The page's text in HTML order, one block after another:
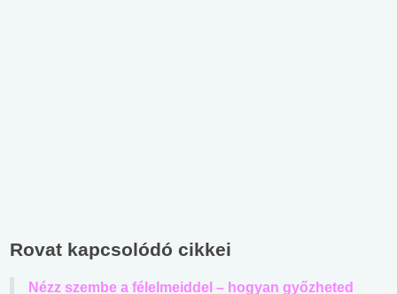
Rovat kapcsolódó cikkei
Nézz szembe a félelmeiddel – hogyan győzheted